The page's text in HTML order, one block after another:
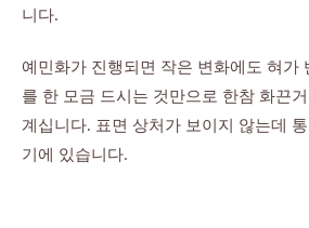
니다.
예민화가 진행되면 작은 변화에도 혀가
를 한 모금 드시는 것만으로 한참 화끈
계십니다. 표면 상처가 보이지 않는데
기에 있습니다.